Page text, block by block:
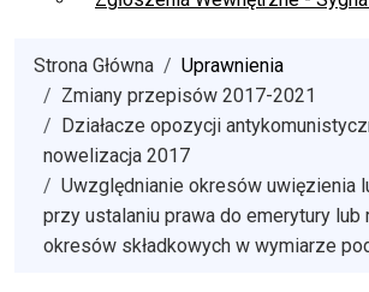
Strona Główna
Uprawnienia
Zmiany przepisów 2017-2021
Działacze opozycji
nowelizacja 2017
Uwzględnianie okresów uwięzienia
przy ustalaniu prawa do emerytury lub
okresów składkowych w wymiarze